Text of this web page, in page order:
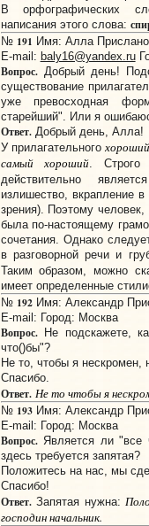
В орфографических
написания этого слова:
№ 191 Имя: Алла
E-mail: baly16@yandex.ru
Вопрос.Добрый день!
существование
уже превосходная
старейший". Или я
Ответ.Добрый день, Алла!
У прилагательного хороший
самый хороший. Строго
действительно
излишество, вкрапление
зрения). Поэтому
была по-настоящему
сочетания. Однако
в разговорной речи и
Таким образом, можно
имеет определенные
№ 192Имя: Александр
E-mail: Город: Москва
Вопрос.Не подскажете,
что()бы"?
Не то, чтобы я нескромен,
Спасибо.
Ответ. Не то чтобы я
№ 193Имя: Александр
E-mail: Город: Москва
Вопрос.Является ли "все
здесь требуется запятая?
Положитесь на нас, мы
Спасибо!
Ответ.Запятая нужна:
господин начальник.